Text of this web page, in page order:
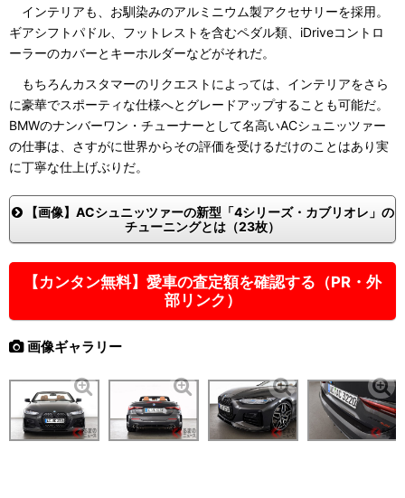
インテリアも、お馴染みのアルミニウム製アクセサリーを採用。
ギアシフトパドル、フットレストを含むペダル類、iDriveコントロ
ーラーのカバーとキーホルダーなどがそれだ。
もちろんカスタマーのリクエストによっては、インテリアをさら
に豪華でスポーティな仕様へとグレードアップすることも可能だ。
BMWのナンバーワン・チューナーとして名高いACシュニッツァー
の仕事は、さすがに世界からその評価を受けるだけのことはあり実
に丁寧な仕上げぶりだ。
【画像】ACシュニッツァーの新型「4シリーズ・カブリオレ」の
チューニングとは（23枚）
【カンタン無料】愛車の査定額を確認する（PR・外
部リンク）
画像ギャラリー